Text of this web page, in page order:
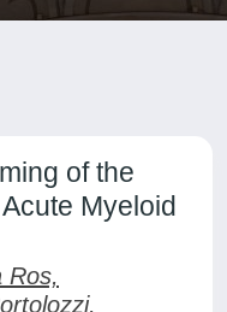
of the
Myeloid
Ros,